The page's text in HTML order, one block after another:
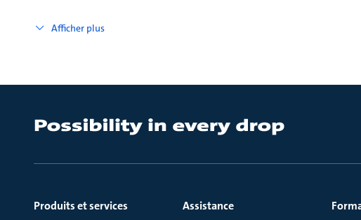
Afficher plus
Produits et services
Assistance